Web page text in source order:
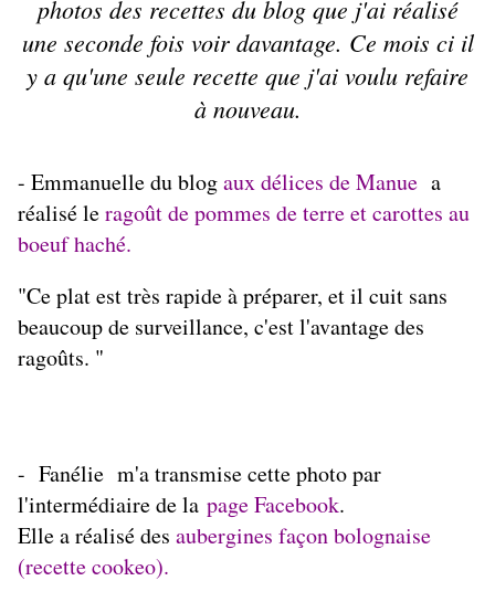
photos des recettes du blog que j'ai réalisé
une seconde fois voir davantage. Ce mois ci il
y a qu'une seule recette que j'ai voulu refaire
à nouveau.
- Emmanuelle du blogaux délices de Manue a
réalisé leragoût de pommes de terre et carottes au
boeuf haché.
"Ce plat est très rapide à préparer, et il cuit sans
beaucoup de surveillance, c'est l'avantage des
ragoûts. "
- Fanélie m'a transmise cette photo par
l'intermédiaire de la page Facebook.
Elle a réalisé des aubergines façon bolognaise
(recette cookeo).